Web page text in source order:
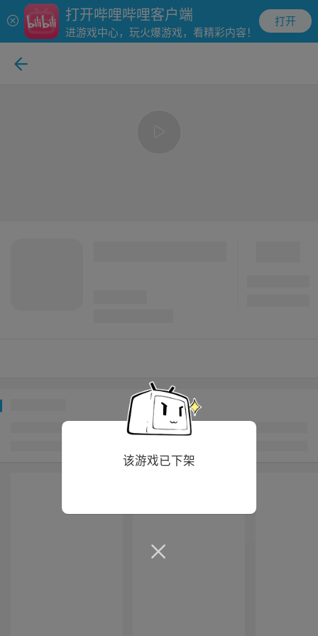
打开哔哩哔哩客户端
进游戏中心，玩火爆游戏，看精彩内容！
打开
该游戏已下架